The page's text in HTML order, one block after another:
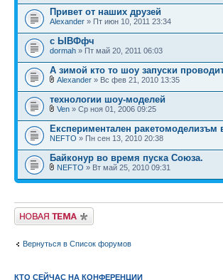
Привет от наших друзей
Alexander » Пт июн 10, 2011 23:34
с ЫВФфч
dormah » Пт май 20, 2011 06:03
А зимой кто то шоу запуски
Alexander » Вс фев 21, 2010 13:35
технологии шоу-моделей
Ven » Ср ноя 01, 2006 09:25
Eкспериментален ракетомоделизъм
NEFTO » Пн сен 13, 2010 20:38
Байконур во время пуска Союза.
NEFTO » Вт май 25, 2010 09:31
Новая тема
Вернуться в Список форумов
КТО СЕЙЧАС НА КОНФЕРЕНЦИИ